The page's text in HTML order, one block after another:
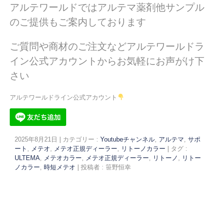
アルテワールドではアルテマ薬剤他サンプル
のご提供もご案内しております
ご質問や商材のご注文などアルテワールドラ
イン公式アカウントからお気軽にお声がけ下
さい
アルテワールドライン公式アカウント
2025年8月21日 カテゴリー : Youtubeチャンネル アルテマ サポ
ート
メテオ メテオ正規ディーラー リトーノカラー
タグ :
ULTEMA
メテオカラー メテオ正規ディーラー リトーノ
リトー
ノカラー 時短メテオ 投稿者 : 笹野恒幸